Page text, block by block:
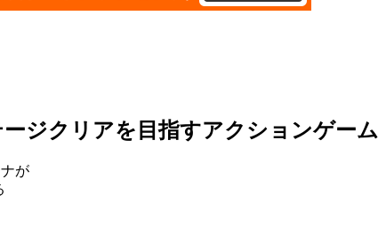
ジクリアを目指すアクションゲーム
が